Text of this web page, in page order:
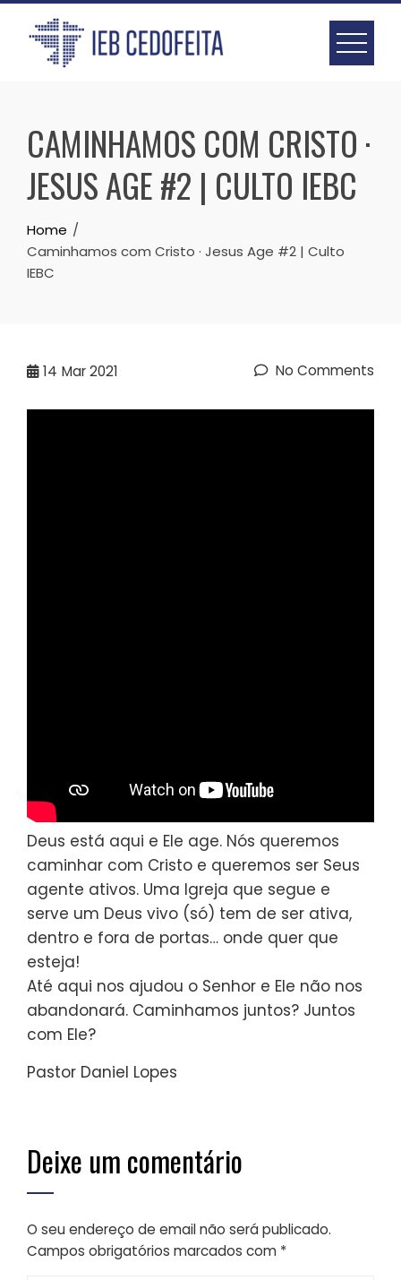
Skip
content
CAMINHAMOS COM CRISTO ·
JESUS AGE #2 | CULTO IEBC
Home
Caminhamos com Cristo · Jesus Age #2 | Culto
IEBC
14 Mar 2021 No Comments
Deus está aqui e Ele age. Nós queremos
caminhar com Cristo e queremos ser Seus
agente ativos. Uma Igreja que segue e
serve um Deus vivo (só) tem de ser ativa,
dentro e fora de portas… onde quer que
esteja!
Até aqui nos ajudou o Senhor e Ele não nos
abandonará. Caminhamos juntos? Juntos
com Ele?
Pastor Daniel Lopes
Deixe um comentário
O seu endereço de email não será publicado.
Campos obrigatórios marcados com *